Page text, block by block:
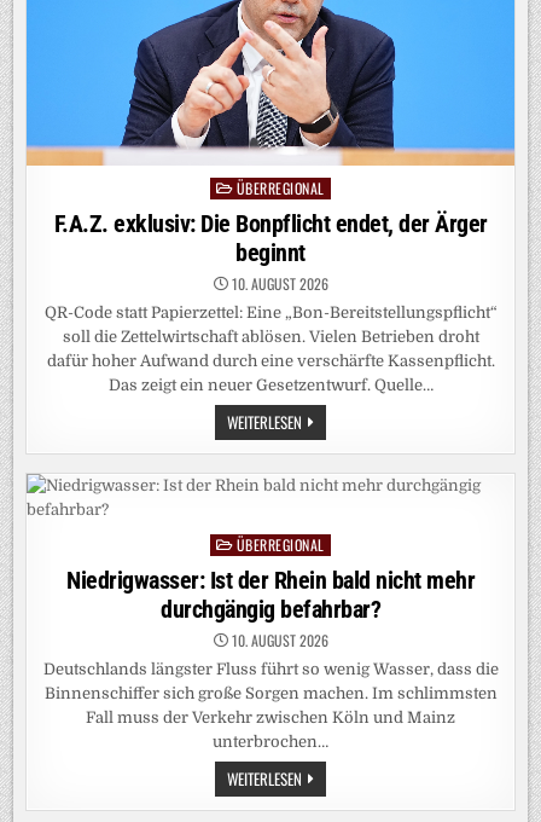
Posted
in
ÜBERREGIONAL
F.A.Z. exklusiv: Die Bonpflicht endet, der Ärger
beginnt
10. AUGUST 2026
QR-Code statt Papierzettel: Eine „Bon-Bereitstellungspflicht“
soll die Zettelwirtschaft ablösen. Vielen Betrieben droht
dafür hoher Aufwand durch eine verschärfte Kassenpflicht.
Das zeigt ein neuer Gesetzentwurf. Quelle…
WEITERLESEN F.A.Z.
EXKLUSIV:
DIE
ENDET,
DER
BEGINNT
Posted
in
ÜBERREGIONAL
Niedrigwasser: Ist der Rhein bald nicht mehr
durchgängig befahrbar?
10. AUGUST 2026
Deutschlands längster Fluss führt so wenig Wasser, dass die
Binnenschiffer sich große Sorgen machen. Im schlimmsten
Fall muss der Verkehr zwischen Köln und Mainz
unterbrochen…
WEITERLESEN NIEDRIGWASSER:
IST
DER